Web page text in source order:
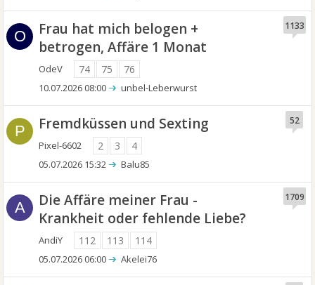
O
Frau hat mich belogen +
betrogen, Affäre 1 Monat
OdeV 74 75 76
1133
10.07.2026 08:00 unbel-Leberwurst
P Fremdküssen und Sexting
Pixel-6602 2 3 4
52
05.07.2026 15:32 Balu85
A
Die Affäre meiner Frau -
Krankheit oder fehlende Liebe?
AndiY 112 113 114
1709
05.07.2026 06:00 Akelei76